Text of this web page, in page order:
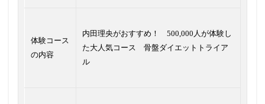
体験コース
の内容
内田理央がおすすめ！ 500,000人が体験し
た大人気コース 骨盤ダイエットトライア
ル